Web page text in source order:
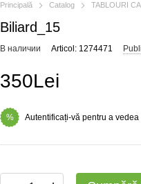
Principală Catalog TABLOURI
Biliard_15
В наличии Articol: 1274471
350Lei
% Autentificați-vă pentru a